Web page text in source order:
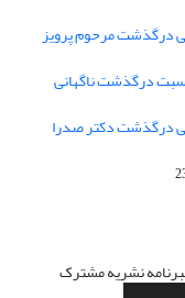
درگذشت مرحوم پرویز
درگذشت ناگهانی
درگذشت دکتر صدرا
نشریه مشترک